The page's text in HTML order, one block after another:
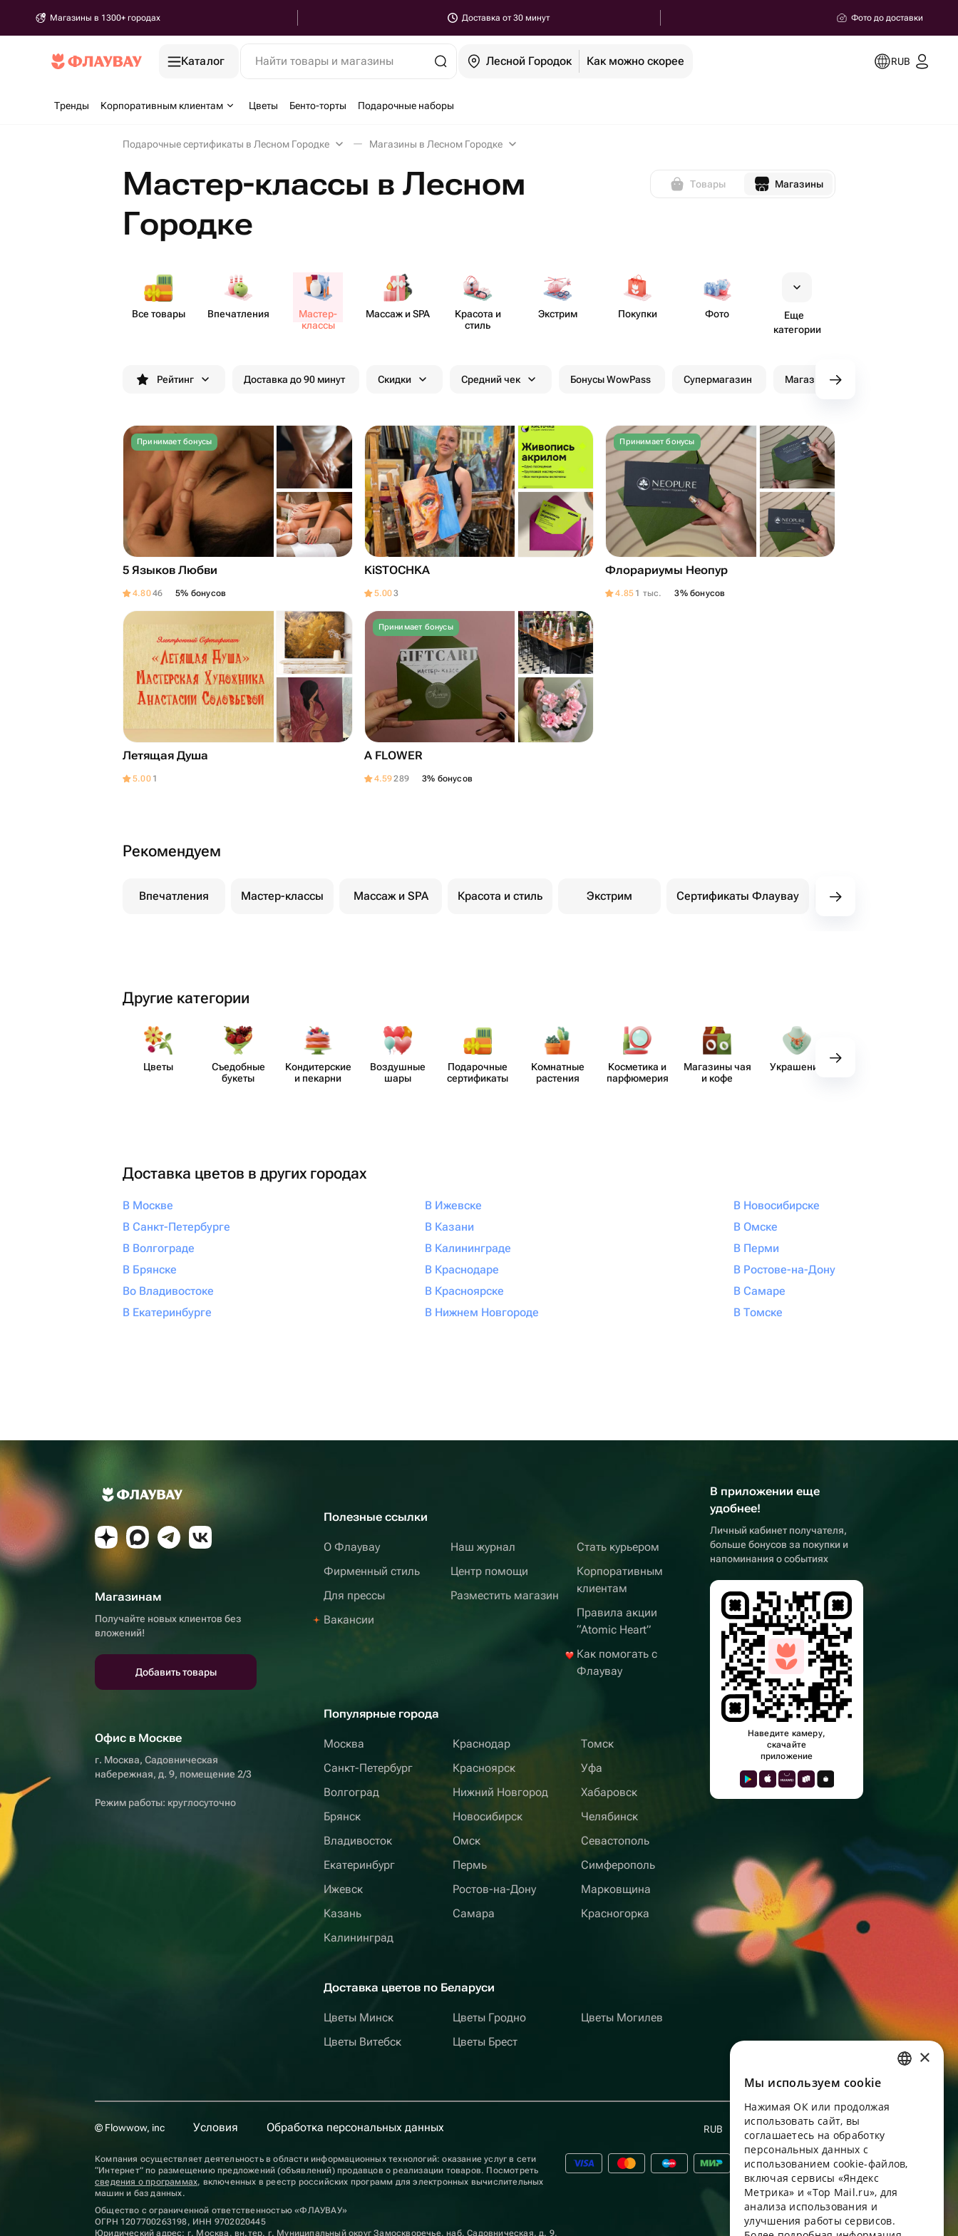
Магазины в 1300+ городах Доставка от 30 минут Фото до доставки
Каталог Найти товары и магазины Лесной Городок Как можно скорее RUB
Тренды Корпоративным клиентам Цветы Бенто-торты Подарочные наборы
Подарочные сертификаты в Лесном Городке Магазины в Лесном Городке
Мастер-классы в Лесном
Городке
Товары Магазины
Все товары Впеча​тления
Мастер-​
классы
Массаж и SPA
Красота и
стиль
Экстрим Покупки Фото
Еще
категории
Рейтинг Доставка до 90 минут Скидки Средний чек Бонусы WowPass Супермагазин Магазины FMART
Принимает бонусы
5 Языков Любви
4.8046 5% бонусов
KiSTOCHKA
5.003
Принимает бонусы
Флорариумы Неопур
4.85 1 тыс. 3% бонусов
Летящая Душа
5.00 1
Принимает бонусы
A FLOWER
4.59289 3% бонусов
Рекомендуем
Впечатления Мастер-классы Массаж и SPA Красота и стиль Экстрим Сертификаты Флаувау
Другие категории
Цветы
Съедобные
букеты
Кондит​ерские
и пекарни
Воздушные
шары
Пода​рочные
серти​фикаты
Комнатные
растения
Косметика и
парф​юмерия
Магазины чая
и кофе
Украшения
Доставка цветов в других городах
В Москве
В Санкт-Петербурге
В Волгограде
В Брянске
Во Владивостоке
В Екатеринбурге
В Ижевске
В Казани
В Калининграде
В Краснодаре
В Красноярске
В Нижнем Новгороде
В Новосибирске
В Омске
В Перми
В Ростове-на-Дону
В Самаре
В Томске
Магазинам
Получайте новых клиентов без
вложений!
Добавить товары
Офис в Москве
г. Москва, Садовническая
набережная, д. 9, помещение 2/3
Режим работы: круглосуточно
Полезные ссылки
О Флаувау
Фирменный стиль
Для прессы
Вакансии
Наш журнал
Центр помощи
Разместить магазин
Стать курьером
Корпоративным
клиентам
Правила акции
“Atomic Heart”
Как помогать с
Флаувау
Популярные города
Москва
Санкт-Петербург
Волгоград
Брянск
Владивосток
Екатеринбург
Ижевск
Казань
Калининград
Краснодар
Красноярск
Нижний Новгород
Новосибирск
Омск
Пермь
Ростов-на-Дону
Самара
Томск
Уфа
Хабаровск
Челябинск
Севастополь
Симферополь
Марковщина
Красногорка
Доставка цветов по Беларуси
Цветы Минск
Цветы Витебск
Цветы Гродно
Цветы Брест
Цветы Могилев
В приложении еще
удобнее!
Личный кабинет получателя,
больше бонусов за покупки и
напоминания о событиях
Наведите камеру,
скачайте
приложение
© Flowwow, inc Условия Обработка персональных данных RUB
Компания осуществляет деятельность в области информационных технологий: оказание услуг в сети
“Интернет” по размещению предложений (объявлений) продавцов о реализации товаров. Посмотреть
сведения о программах, включенных в реестр российских программ для электронных вычислительных
машин и баз данных.
Общество с ограниченной ответственностью «ФЛАУВАУ»
ОГРН 1207700263198, ИНН 9702020445
Юридический адрес: г. Москва, вн.тер. г. Муниципальный округ Замоскворечье, наб. Садовническая, д. 9,
ENGLISH
UKRAINIAN
PORTUGUESE
×
Мы используем сookie
Нажимая ОК или продолжая
использовать сайт, вы
соглашаетесь на обработку
персональных данных с
использованием cookie-файлов,
включая сервисы «Яндекс
Метрика» и «Top Mail.ru», для
анализа использования и
улучшения работы сервисов.